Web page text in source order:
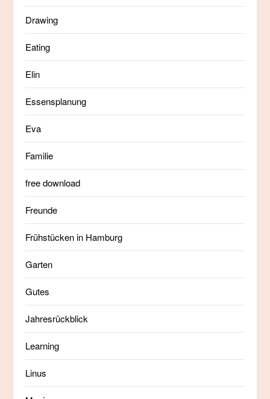
Drawing
Eating
Elin
Essensplanung
Eva
Familie
free download
Freunde
Frühstücken in Hamburg
Garten
Gutes
Jahresrückblick
Learning
Linus